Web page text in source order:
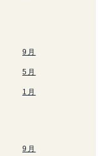
9月
5月
1月
9月